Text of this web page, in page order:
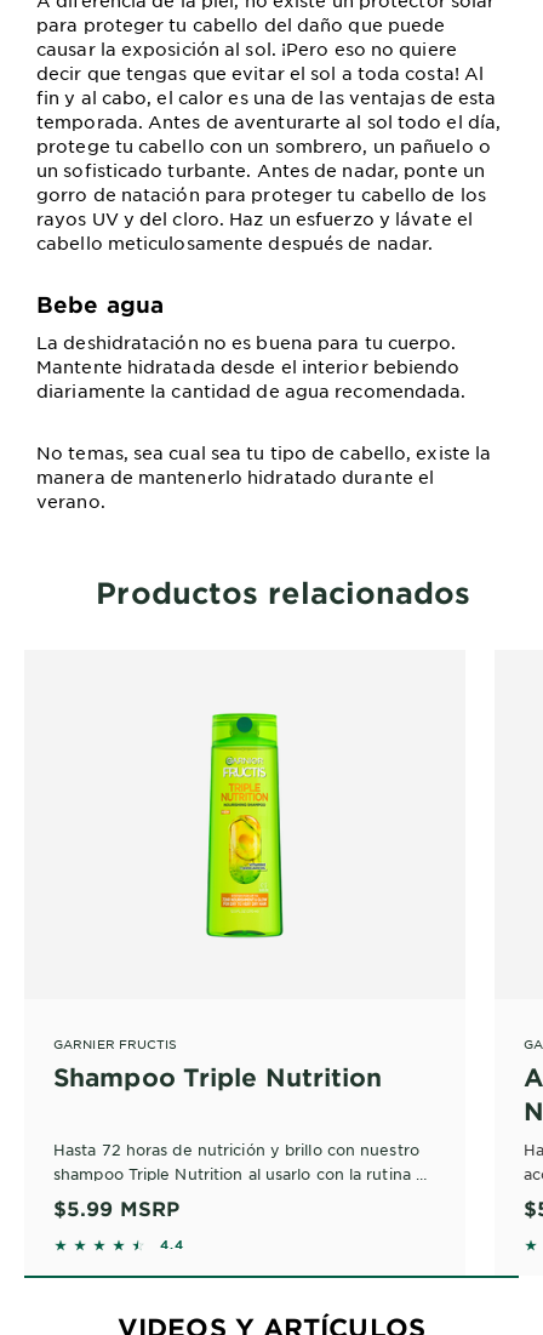
para proteger tu cabello del daño que puede
causar la exposición al sol. ¡Pero eso no quiere
decir que tengas que evitar el sol a toda costa! Al
fin y al cabo, el calor es una de las ventajas de esta
temporada. Antes de aventurarte al sol todo el día,
protege tu cabello con un sombrero, un pañuelo o
un sofisticado turbante. Antes de nadar, ponte un
gorro de natación para proteger tu cabello de los
rayos UV y del cloro. Haz un esfuerzo y lávate el
cabello meticulosamente después de nadar.
Bebe agua
La deshidratación no es buena para tu cuerpo.
Mantente hidratada desde el interior bebiendo
diariamente la cantidad de agua recomendada.
No temas, sea cual sea tu tipo de cabello, existe la
manera de mantenerlo hidratado durante el
verano.
Productos relacionados
GARNIER FRUCTIS
Shampoo Triple Nutrition
Hasta 72 horas de nutrición y brillo con nuestro
shampoo Triple Nutrition al usarlo con la rutina de
shampoo, acondicionador y aceite leave-in.
$5.99 MSRP
4.3895 out of 5 stars based on reviews
4.4
VIDEOS Y ARTÍCULOS